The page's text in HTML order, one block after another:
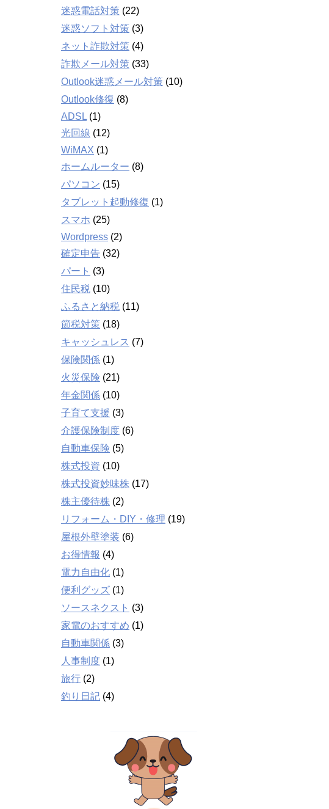
迷惑電話対策 (22)
迷惑ソフト対策 (3)
ネット詐欺対策 (4)
詐欺メール対策 (33)
Outlook迷惑メール対策 (10)
Outlook修復 (8)
ADSL (1)
光回線 (12)
WiMAX (1)
ホームルーター (8)
パソコン (15)
タブレット起動修復 (1)
スマホ (25)
Wordpress (2)
確定申告 (32)
パート (3)
住民税 (10)
ふるさと納税 (11)
節税対策 (18)
キャッシュレス (7)
保険関係 (1)
火災保険 (21)
年金関係 (10)
子育て支援 (3)
介護保険制度 (6)
自動車保険 (5)
株式投資 (10)
株式投資妙味株 (17)
株主優待株 (2)
リフォーム・DIY・修理 (19)
屋根外壁塗装 (6)
お得情報 (4)
電力自由化 (1)
便利グッズ (1)
ソースネクスト (3)
家電のおすすめ (1)
自動車関係 (3)
人事制度 (1)
旅行 (2)
釣り日記 (4)